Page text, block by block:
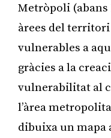
Metròpoli (abans
àrees del
vulnerables a
gràcies a la
vulnerabilitat al
l’àrea
dibuixa un mapa